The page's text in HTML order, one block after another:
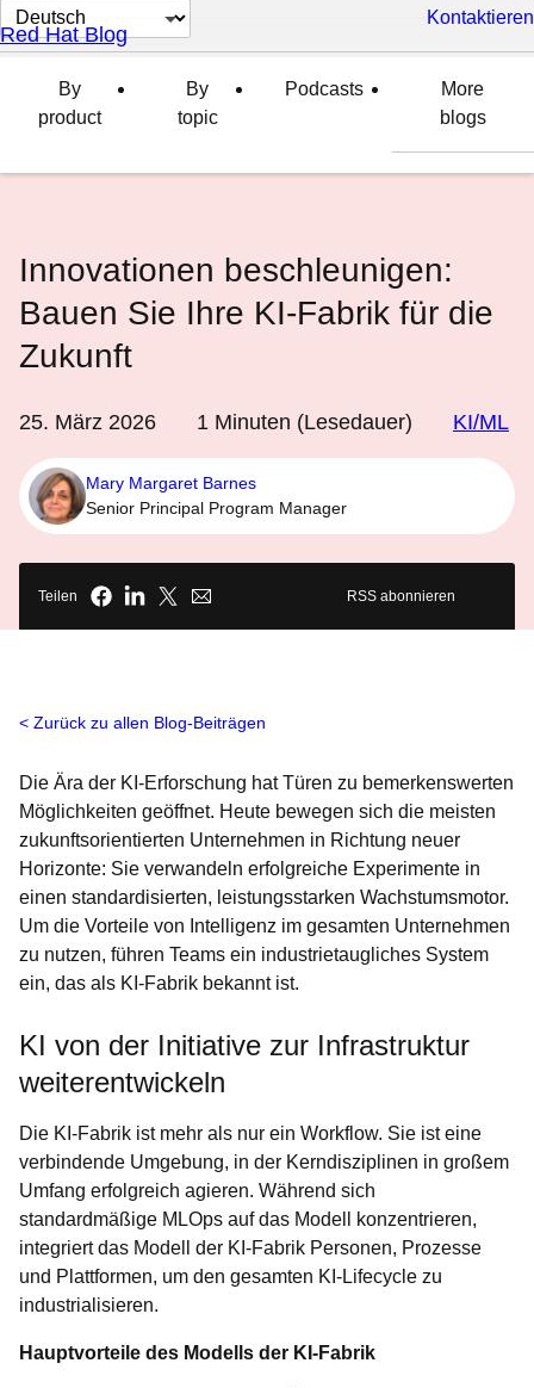
Sprache
auswählen
Kontaktieren
Red Hat Blog
By
product
By
topic
Podcasts
More
blogs
Innovationen beschleunigen:
Bauen Sie Ihre KI-Fabrik für die
Zukunft
25. März 2026 1 Minuten (Lesedauer) KI/ML
Mary Margaret Barnes
Senior Principal Program Manager
Teilen RSS abonnieren
Zurück zu allen Blog-Beiträgen
Die Ära der KI-Erforschung hat Türen zu bemerkenswerten
Möglichkeiten geöffnet. Heute bewegen sich die meisten
zukunftsorientierten Unternehmen in Richtung neuer
Horizonte: Sie verwandeln erfolgreiche Experimente in
einen standardisierten, leistungsstarken Wachstumsmotor.
Um die Vorteile von Intelligenz im gesamten Unternehmen
zu nutzen, führen Teams ein industrietaugliches System
ein, das als KI-Fabrik bekannt ist.
KI von der Initiative zur Infrastruktur
weiterentwickeln
Die KI-Fabrik ist mehr als nur ein Workflow. Sie ist eine
verbindende Umgebung, in der Kerndisziplinen in großem
Umfang erfolgreich agieren. Während sich
standardmäßige MLOps auf das Modell konzentrieren,
integriert das Modell der KI-Fabrik Personen, Prozesse
und Plattformen, um den gesamten KI-Lifecycle zu
industrialisieren.
Hauptvorteile des Modells der KI-Fabrik